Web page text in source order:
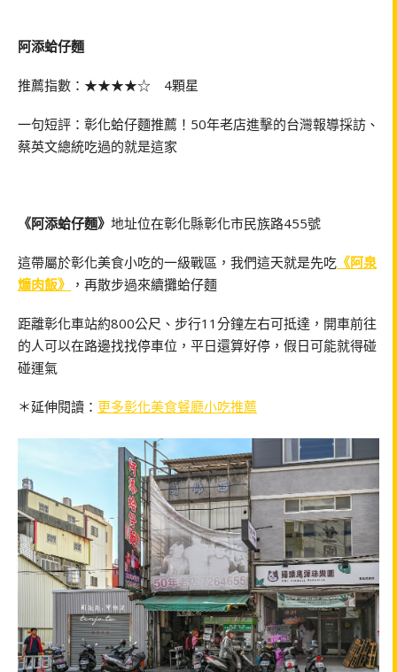
阿添蛤仔麵
推薦指數：★★★★☆ 4顆星
一句短評：彰化蛤仔麵推薦！50年老店進擊的台灣報導採訪、
蔡英文總統吃過的就是這家
《阿添蛤仔麵》 地址位在彰化縣彰化市民族路455號
這帶屬於彰化美食小吃的一級戰區，我們這天就是先吃 《阿泉
爌肉飯》
，再散步過來續攤蛤仔麵
距離彰化車站約800公尺、步行11分鐘左右可抵達，開車前往
的人可以在路邊找找停車位，平日還算好停，假日可能就得碰
碰運氣
＊延伸閱讀： 更多彰化美食餐廳小吃推薦